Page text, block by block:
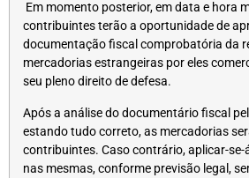
Em momento posterior, em data e hora
contribuintes terão a oportunidade de
documentação fiscal comprobatória da
mercadorias estrangeiras por eles
seu pleno direito de defesa.
Após a análise do documentário fiscal
estando tudo correto, as mercadorias
contribuintes. Caso contrário, aplicar-se-
nas mesmas, conforme previsão legal,